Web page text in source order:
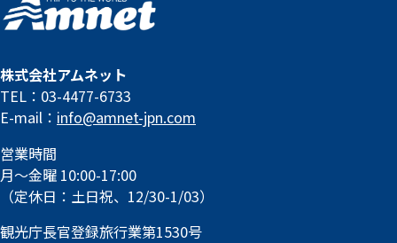
株式会社アムネット
TEL：03-4477-6733
E-mail： info@amnet-jpn.com
営業時間
月～金曜 10:00-17:00
（定休日：土日祝、12/30-1/03）
観光庁長官登録旅行業第1530号